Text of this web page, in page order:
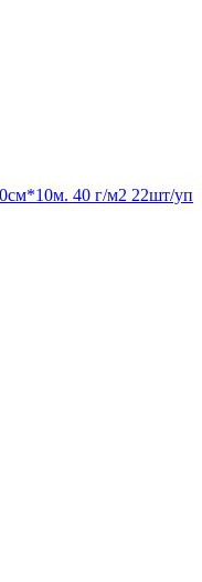
40 г/м2 22шт/уп